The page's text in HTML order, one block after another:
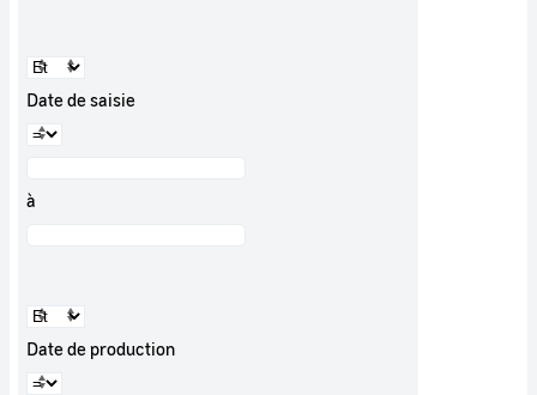
Date de saisie
à
Date de production